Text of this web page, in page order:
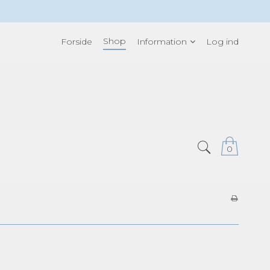
Forside Shop Information Log ind
0